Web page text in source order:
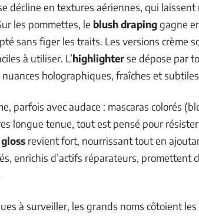
décline en textures aériennes, qui
les pommettes, le blush drapinggagne
sans figer les traits. Les versions crème
à utiliser. L’highlighterse dépose par
holographiques, fraîches et
parfois avec audace : mascaras colorés
longue tenue, tout est pensé pour
revient fort, nourrissant tout en
enrichis d’actifs réparateurs, promettent
à surveiller, les grands noms côtoient